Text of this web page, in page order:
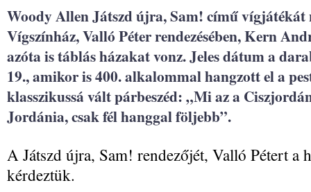
Woody Allen Játszd újra, Sam! című vígjátékát
Vígszínház, Valló Péter rendezésében, Kern
azóta is táblás házakat vonz. Jeles dátum a
19., amikor is 400. alkalommal hangzott el a
klasszikussá vált párbeszéd: „Mi az a
Jordánia, csak fél hanggal följebb”.
A Játszd újra, Sam! rendezőjét, Valló Pétert a
kérdeztük.